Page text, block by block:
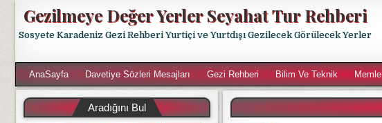
Gezilmeye Değer Yerler Seyahat Tur Rehberi
Sosyete Karadeniz Gezi Rehberi Yurtiçi ve Yurtdışı Gezilecek Görülecek Yerler
AnaSayfa Davetiye Sözleri Mesajları Gezi Rehberi Bilim Ve Teknik
Aradığını Bul